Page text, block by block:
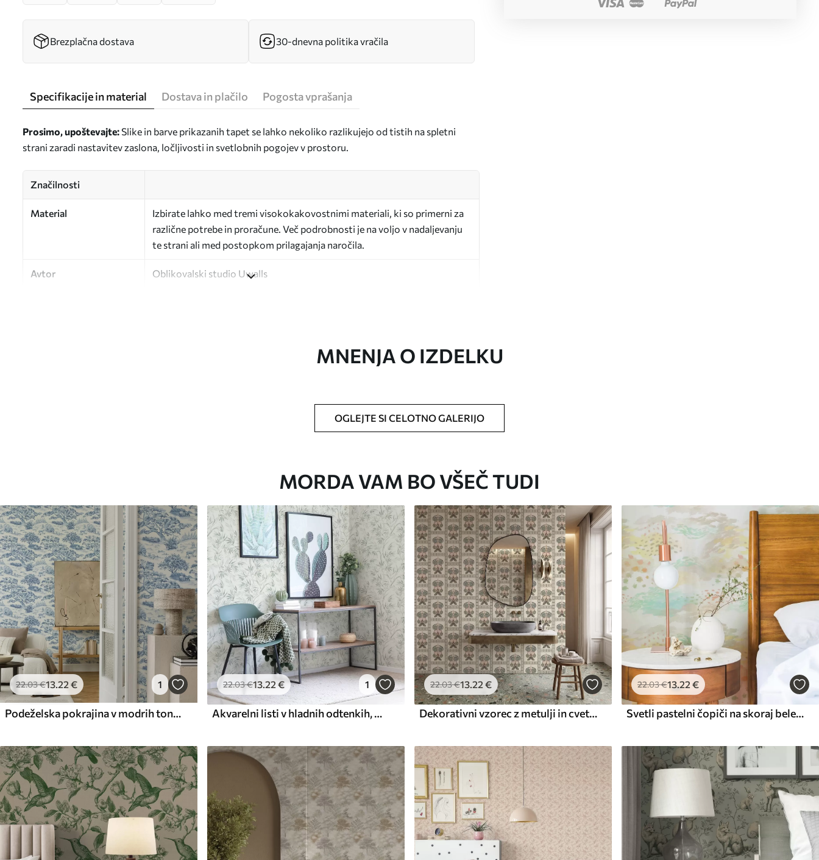
Brezplačna dostava 30-dnevna politika vračila
Specifikacije in material Dostava in plačilo Pogosta vprašanja
Prosimo, upoštevajte: Slike in barve prikazanih tapet se lahko nekoliko razlikujejo od tistih na spletni
strani zaradi nastavitev zaslona, ločljivosti in svetlobnih pogojev v prostoru.
Značilnosti
Material
Izbirate lahko med tremi visokokakovostnimi materiali, ki so primerni za
različne potrebe in proračune. Več podrobnosti je na voljo v nadaljevanju
te strani ali med postopkom prilagajanja naročila.
Avtor Oblikovalski studio Uwalls
Slika se natisne v želeni velikosti in razreže na enake trakove širine do 50
Dodate lahko lak in/ali lepilo za tapete.
Ozadje lahko nežno očistite z mehko gobo. Tapete z lakiranim
Razpoložljivi materiali
Standard
45.00 /m²
Premium
56.67 34.00€/m²
Premium vinil
65.0039.00 €/m²
MNENJA O IZDELKU
OGLEJTE SI CELOTNO GALERIJO
MORDA VAM BO VŠEČ TUDI
22.03€13.22 € 1
Podeželska pokrajina v modrih tonih z ovcami in drevesi
22.03€13.22 € 1
Akvarelni listi v hladnih odtenkih, minimalistično oblikovanje
22.03€13.22 €
Dekorativni vzorec z metulji in cvetovi
22.03€13.22 €
Svetli pastelni čopiči na skoraj belem ozadju